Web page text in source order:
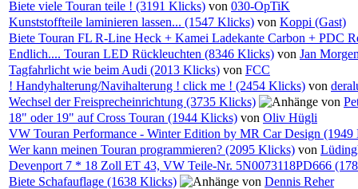
Biete viele Touran teile ! (3191 Klicks) von 030-OpTiK
Kunststoffteile laminieren lassen... (1547 Klicks) von Koppi (Gast)
Biete Touran FL R-Line Heck + Kamei Ladekante Carbon + PDC
Endlich.... Touran LED Rückleuchten (8346 Klicks) von Jan
Tagfahrlicht wie beim Audi (2013 Klicks) von FCC
! Handyhalterung/Navihalterung ! click me ! (2454 Klicks) von
Wechsel der Freisprecheinrichtung (3735 Klicks)
von
18" oder 19" auf Cross Touran (1944 Klicks) von Oliv Hügli
VW Touran Performance - Winter Edition by MR Car Design
Wer kann meinen Touran programmieren? (2095 Klicks) von
Devenport 7 * 18 Zoll ET 43, VW Teile-Nr. 5N0073118PD666
Biete Schafauflage (1638 Klicks)
von Dennis Reher